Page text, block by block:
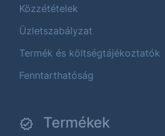
Közzétételek
Üzletszabályzat
Termék és költségtájékoztatók
Fenntarthatóság
Termékek